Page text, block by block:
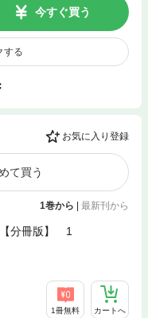
今すぐ買う
する
お気に入り登録
て買う
1巻から | 最新刊から
分冊版】 1
1冊無料 カートへ